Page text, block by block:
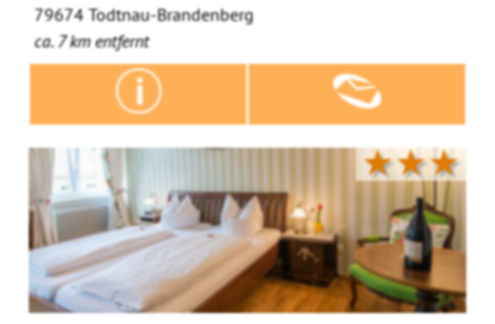
79674 Todtnau-Brandenberg
ca. 7 km entfernt
★★★